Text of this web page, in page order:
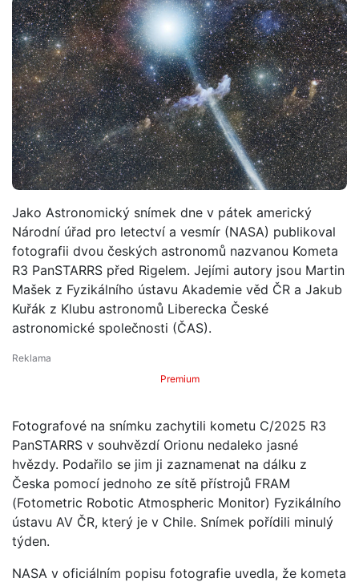
Jako Astronomický snímek dne v pátek americký
Národní úřad pro letectví a vesmír (NASA) publikoval
fotografii dvou českých astronomů nazvanou Kometa
R3 PanSTARRS před Rigelem. Jejími autory jsou Martin
Mašek z Fyzikálního ústavu Akademie věd ČR a Jakub
Kuřák z Klubu astronomů Liberecka České
astronomické společnosti (ČAS).
Premium
Fotografové na snímku zachytili kometu C/2025 R3
PanSTARRS v souhvězdí Orionu nedaleko jasné
hvězdy. Podařilo se jim ji zaznamenat na dálku z
Česka pomocí jednoho ze sítě přístrojů FRAM
(Fotometric Robotic Atmospheric Monitor) Fyzikálního
ústavu AV ČR, který je v Chile. Snímek pořídili minulý
týden.
NASA v oficiálním popisu fotografie uvedla, že kometa